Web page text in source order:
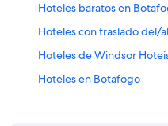
Hoteles baratos en
Hoteles con traslado del/
Hoteles de Windsor
Hoteles en Botafogo